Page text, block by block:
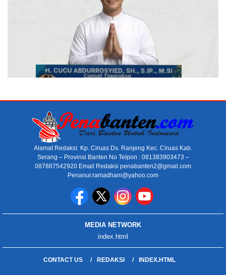
Alamat Redaksi: Kp. Ciruas Ds. Ranjeng Kec. Ciruas Kab.
Serang – Provinsi Banten No Telpon : 081383903473 –
087887542920 Email Redaksi penabanten2@gmail.com
Penanur.ramadhani@yahoo.com
MEDIA NETWORK
index.html
CONTACT US REDAKSI INDEX.HTML